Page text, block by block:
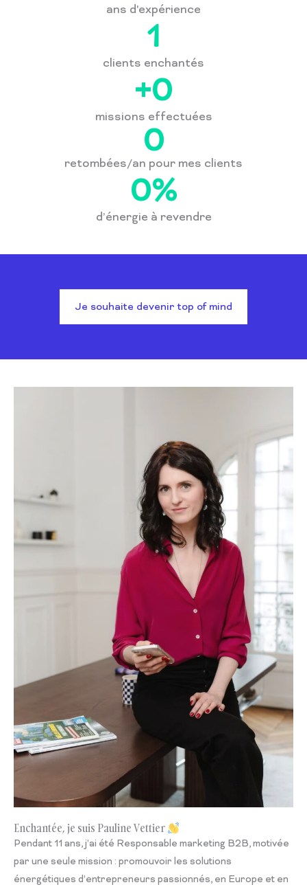
ans d'expérience
clients enchantés
1
missions effectuées
+0
retombées/an pour mes clients
0
d’énergie à revendre
0%
Je souhaite devenir top of mind
Enchantée, je suis Pauline Vettier
Pendant 11 ans, j’ai été Responsable marketing B2B, motivée
par une seule mission : promouvoir les solutions
énergétiques d’entrepreneurs passionnés, en Europe et en